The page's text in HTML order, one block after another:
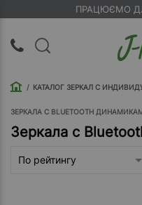
ПРАЦЮЄМО
КАТАЛОГ ЗЕРКАЛ С
ЗЕРКАЛА С BLUETOOTH
Зеркала с
По рейтингу